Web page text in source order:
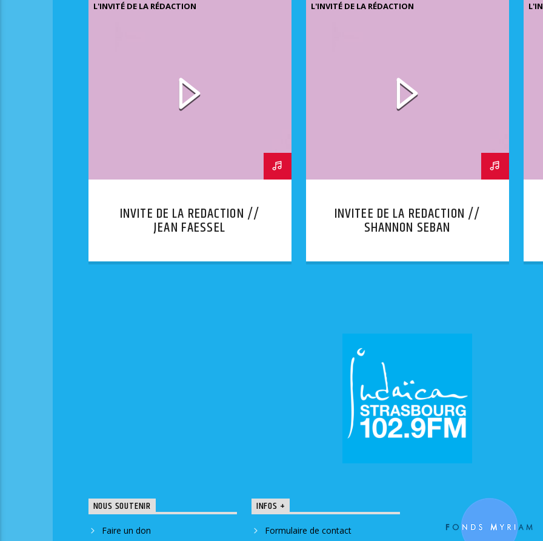
L'INVITÉ DE LA RÉDACTION
INVITE DE LA REDACTION //
JEAN FAESSEL
L'INVITÉ DE LA RÉDACTION
INVITEE DE LA REDACTION //
SHANNON SEBAN
NOUS SOUTENIR
Faire un don
INFOS +
Formulaire de contact